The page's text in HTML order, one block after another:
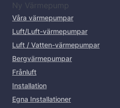
Ny Värmepump
Våra värmepumpar
Luft/Luft-värmepumpar
Luft / Vatten-värmepumpar
Bergvärmepumpar
Frånluft
Installation
Egna Installationer